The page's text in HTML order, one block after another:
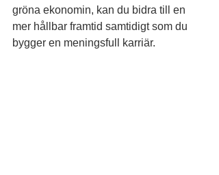
gröna ekonomin, kan du bidra till en
mer hållbar framtid samtidigt som du
bygger en meningsfull karriär.